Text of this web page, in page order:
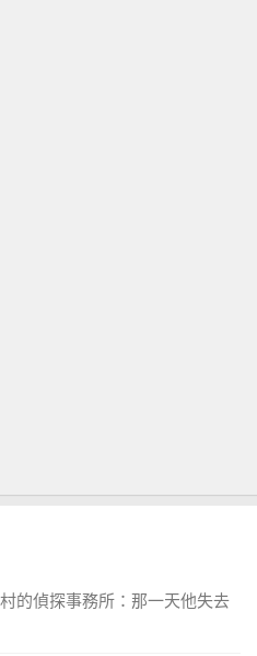
的偵探事務所：那一天他失去